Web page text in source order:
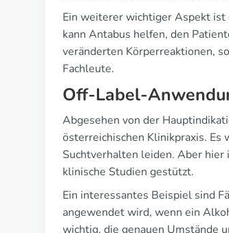
Ein weiterer wichtiger Aspekt ist
kann Antabus helfen, den
veränderten Körperreaktionen,
Fachleute.
Off-Label-
Abgesehen von der
österreichischen Klinikpraxis. Es
Suchtverhalten leiden. Aber
klinische Studien gestützt.
Ein interessantes Beispiel sind
angewendet wird, wenn ein
wichtig, die genauen Umstände